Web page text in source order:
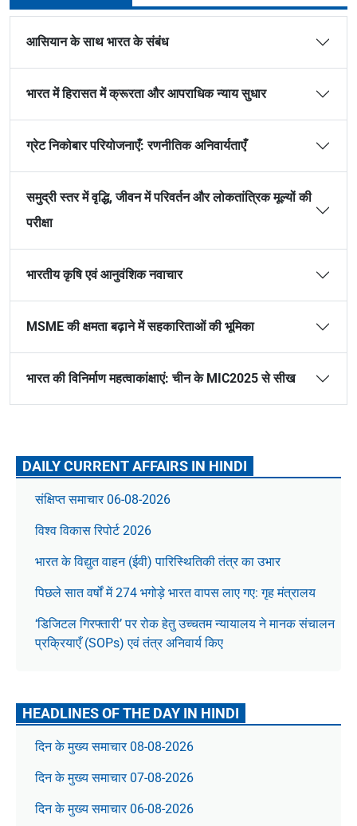
आसियान के साथ भारत के संबंध
भारत में हिरासत में क्रूरता और आपराधिक न्याय सुधार
ग्रेट निकोबार परियोजनाएँ: रणनीतिक अनिवार्यताएँ
समुद्री स्तर में वृद्धि, जीवन में परिवर्तन और लोकतांत्रिक मूल्यों की
परीक्षा
भारतीय कृषि एवं आनुवंशिक नवाचार
MSME की क्षमता बढ़ाने में सहकारिताओं की भूमिका
भारत की विनिर्माण महत्वाकांक्षाएं: चीन के MIC2025 से सीख
DAILY CURRENT AFFAIRS IN HINDI
संक्षिप्त समाचार 06-08-2026
विश्व विकास रिपोर्ट 2026
भारत के विद्युत वाहन (ईवी) पारिस्थितिकी तंत्र का उभार
पिछले सात वर्षों में 274 भगोड़े भारत वापस लाए गए: गृह मंत्रालय
‘डिजिटल गिरफ्तारी’ पर रोक हेतु उच्चतम न्यायालय ने मानक संचालन
प्रक्रियाएँ (SOPs) एवं तंत्र अनिवार्य किए
HEADLINES OF THE DAY IN HINDI
दिन के मुख्य समाचार 08-08-2026
दिन के मुख्य समाचार 07-08-2026
दिन के मुख्य समाचार 06-08-2026